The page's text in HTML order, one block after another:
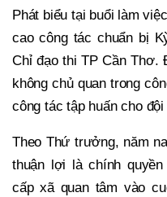
Phát biểu tại buổi làm
cao công tác chuẩn bị
Chỉ đạo thi TP Cần Thơ.
không chủ quan trong
công tác tập huấn cho
Theo Thứ trưởng, năm
thuận lợi là chính
cấp xã quan tâm vào